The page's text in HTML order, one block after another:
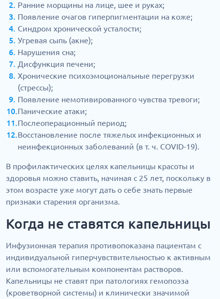
Ранние морщины на лице, шее и руках;
Появление очагов гиперпигментации на коже;
Синдром хронической усталости;
Угревая сыпь (акне);
Нарушения сна;
Дисфункция печени;
Хронические психоэмоциональные перегрузки
(стрессы);
Появление немотивированного чувства тревоги;
Панические атаки;
Послеоперационный период;
Восстановление после тяжелых инфекционных и
неинфекционных заболеваний (в т. ч. COVID-19).
В профилактических целях капельницы красоты и
здоровья можно ставить, начиная с 25 лет, поскольку в
этом возрасте уже могут дать о себе знать первые
признаки старения организма.
Когда не ставятся капельницы
Инфузионная терапия противопоказана пациентам с
индивидуальной гиперчувствительностью к активным
или вспомогательным компонентам растворов.
Капельницы не ставят при патологиях гемопоэза
(кроветворной системы) и клинически значимой